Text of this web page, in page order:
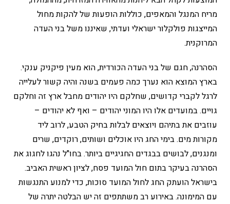
מריח המנגל והמאפים, כוללות הופעות של להקות מחול
המייצגות פולקלור ישראלי ועדתי, שאיננו משל בני העדה
המרוקנית.
הסהרנה, חגם של בני העדה הכורדית, הוא מעין פיקניק ענקי.
בארץ המוצא הוא נערך כמה פעמים בשנה והיה קשור לעלייה
לרגל לקברי קדושים, שחלקם היו יהודים מחבל ארץ זה וחלקם
גויים. במועדים אלו היו המוני יהודים – ואף לא יהודים –
עוזבים את בתיהם ויוצאים לבלות בחיק הטבע, לרוב ליד
מקורות מים. בימי החג היו אוכלים ושותים, רוקדים, שרים
ומנגנים, לבושים בבגדים החגיגיים ביותר. בחו"ל נהגו לחגוג את
הסהרנה בעיקר בתום חול המועד פסח, לציון ראשית האביב.
בישראל הועתק החג לחול המועד סוכות, כדי למנוע התנגשות
עם המימונה. באירוע רב משתתפים זה יש הבלטה יתרה של